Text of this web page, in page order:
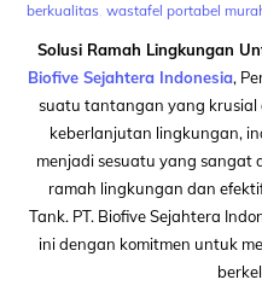
berkualitas,wastafel portabel
Solusi Ramah Lingkungan
Biofive Sejahtera Indonesia,
suatu tantangan yang krusial
keberlanjutan lingkungan,
menjadi sesuatu yang sangat
ramah lingkungan dan
Tank. PT. Biofive Sejahtera
ini dengan komitmen untuk